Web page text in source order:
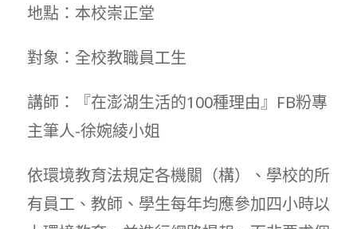
地點：本校崇正堂
對象：全校教職員工生
講師：『在澎湖生活的100種理由』FB粉專
主筆人-徐婉綾小姐
依環境教育法規定各機關（構）、學校的所
有員工、教師、學生每年均應參加四小時以